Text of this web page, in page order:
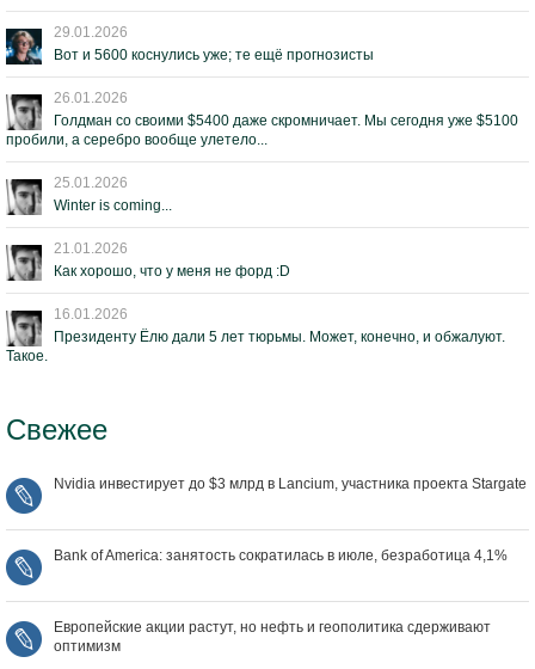
29.01.2026
Вот и 5600 коснулись уже; те ещё прогнозисты
26.01.2026
Голдман со своими $5400 даже скромничает. Мы сегодня уже $5100
пробили, а серебро вообще улетело...
25.01.2026
Winter is coming...
21.01.2026
Как хорошо, что у меня не форд :D
16.01.2026
Президенту Ёлю дали 5 лет тюрьмы. Может, конечно, и обжалуют.
Такое.
Свежее
Nvidia инвестирует до $3 млрд в Lancium, участника проекта Stargate
Bank of America: занятость сократилась в июле, безработица 4,1%
Европейские акции растут, но нефть и геополитика сдерживают
оптимизм